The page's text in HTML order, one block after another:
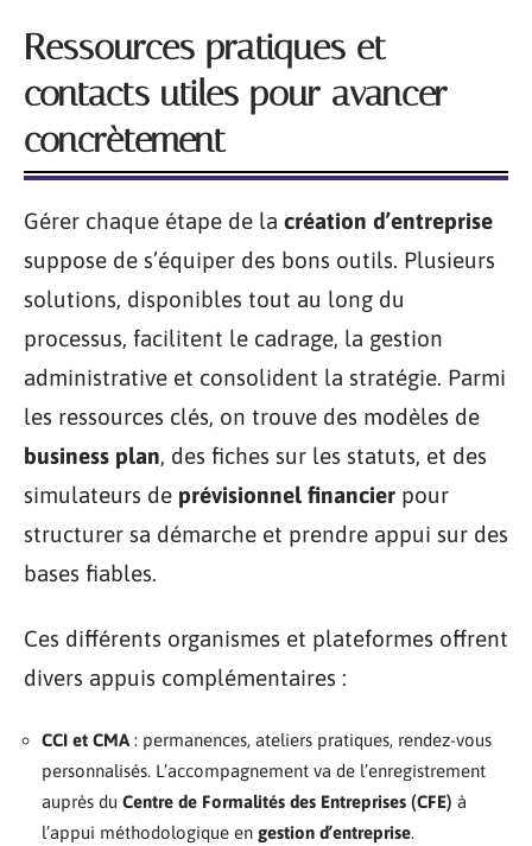
Ressources pratiques et
contacts utiles pour avancer
concrètement
Gérer chaque étape de la création d’entreprise
suppose de s’équiper des bons outils. Plusieurs
solutions, disponibles tout au long du
processus, facilitent le cadrage, la gestion
administrative et consolident la stratégie. Parmi
les ressources clés, on trouve des modèles de
business plan, des fiches sur les statuts, et des
simulateurs de prévisionnel financier pour
structurer sa démarche et prendre appui sur des
bases fiables.
Ces différents organismes et plateformes offrent
divers appuis complémentaires :
CCI et CMA : permanences, ateliers pratiques, rendez-vous
personnalisés. L’accompagnement va de l’enregistrement
auprès du Centre de Formalités des Entreprises (CFE) à
l’appui méthodologique en gestion d’entreprise.